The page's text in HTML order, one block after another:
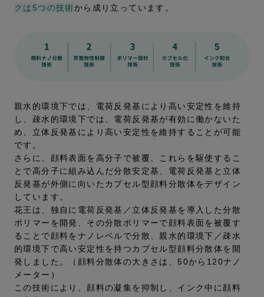
クは5つの技術から成り立っています。
親水的環境下では、電荷反発基により高い安定性を維持
し、疎水的環境下では、電荷反発基が有効に働かないた
め、立体反発基により高い安定性を維持することが可能
です。
さらに、顔料表面を高分子で被覆、これらを駆使するこ
とで高分子に組み込んだ分散安定基、電荷反発基と立体
反発基が外側に向いたカプセル型顔料分散体をデザイン
しています。
花王は、独自に電荷反発基／立体反発基を導入した分散
ポリマーを開発、その分散ポリマーで顔料表面を被覆す
ることで顔料をナノレベルで分散、親水的環境下／疎水
的環境下で高い安定性を持つカプセル型顔料分散体を開
発しました。（顔料分散体の大きさは、50から120ナノ
メーター）
この技術により、顔料の凝集を抑制し、インク中に顔料